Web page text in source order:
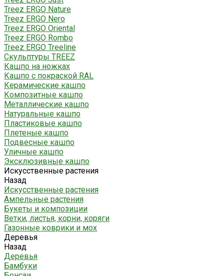
Treez ERGO Nature
Treez ERGO Nero
Treez ERGO Oriental
Treez ERGO Rombo
Treez ERGO Treeline
Скульптуры TREEZ
Кашпо на ножках
Кашпо с покраской RAL
Керамические кашпо
Композитные кашпо
Металлические кашпо
Натуральные кашпо
Пластиковые кашпо
Плетеные кашпо
Подвесные кашпо
Уличные кашпо
Эксклюзивные кашпо
Искусственные растения
Назад
Искусственные растения
Ампельные растения
Букеты и композиции
Ветки, листья, корни, коряги
Газонные коврики и мох
Деревья
Назад
Деревья
Бамбуки